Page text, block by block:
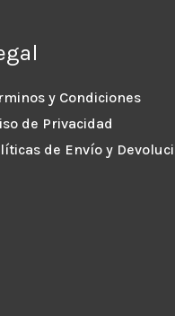
y Condiciones
de Privacidad
de Envío y